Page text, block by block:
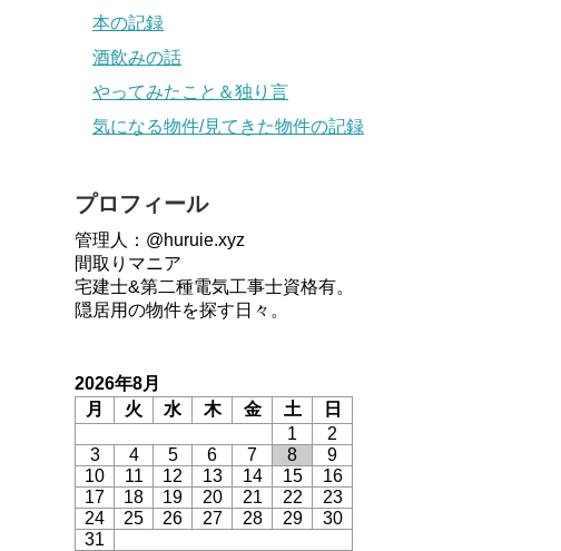
本の記録
酒飲みの話
やってみたこと＆独り言
気になる物件/見てきた物件の記録
プロフィール
管理人：@huruie.xyz
間取りマニア
宅建士&第二種電気工事士資格有。
隠居用の物件を探す日々。
2026年8月
月
火 水 木 金 土
日
1
2
3
4 5 6 7 8
9
10
11 12 13 14 15
16
17
18 19 20 21 22
23
24
25 26 27 28 29
30
31